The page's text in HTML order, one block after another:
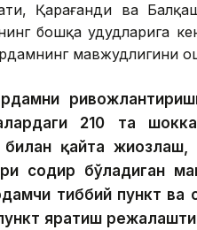
Қарағанди ва
бошқа ҳудудларига
мавжудлигини
210 та
қайта жиҳозлаш,
содир бўладиган
тиббий пункт ва
яратиш